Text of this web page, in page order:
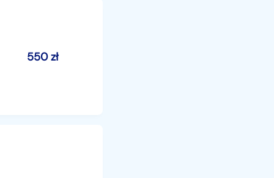
550zł